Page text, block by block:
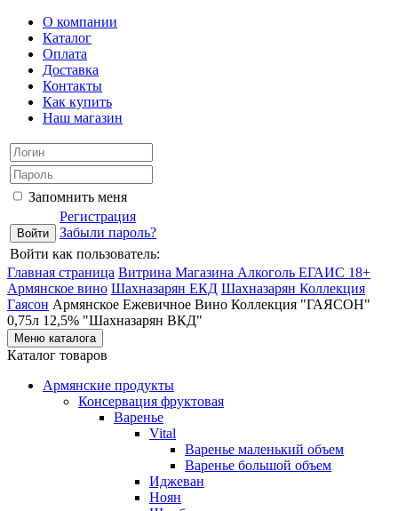
О компании
Каталог
Оплата
Доставка
Контакты
Как купить
Наш магазин
Запомнить меня
Регистрация
Забыли пароль?
Войти как пользователь:
Главная страница Витрина Магазина Алкоголь ЕГАИС 18+
Армянское вино Шахназарян ЕКД Шахназарян Коллекция
Гаясон Армянское Ежевичное Вино Коллекция "ГАЯСОН"
0,75л 12,5% "Шахназарян ВКД"
Меню каталога
Каталог товаров
Армянские продукты
Консервация фруктовая
Варенье
Vital
Варенье маленький объем
Варенье большой объем
Иджеван
Ноян